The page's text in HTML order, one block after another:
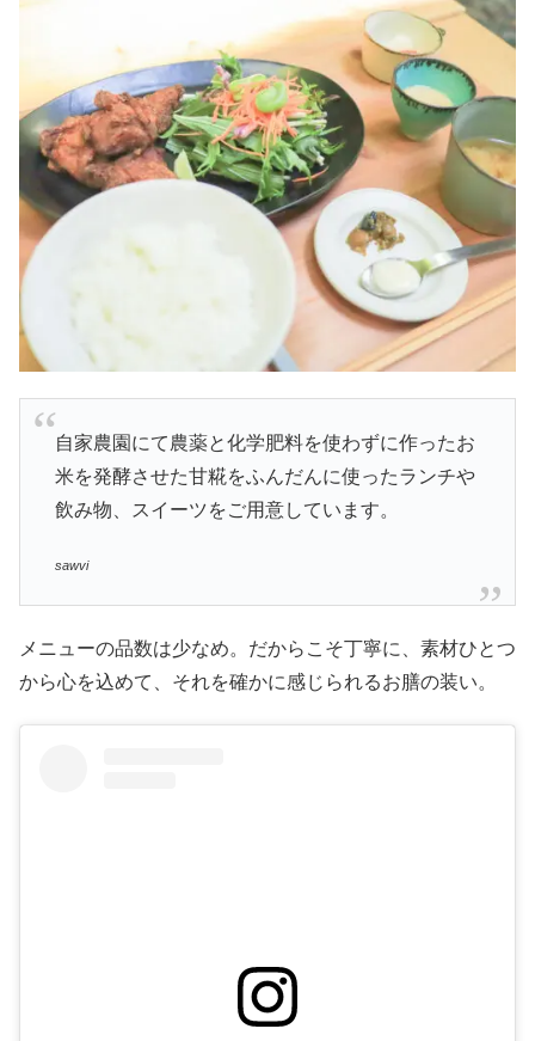
自家農園にて農薬と化学肥料を使わずに作ったお
米を発酵させた甘糀をふんだんに使ったランチや
飲み物、スイーツをご用意しています。
sawvi
メニューの品数は少なめ。だからこそ丁寧に、素材ひとつ
から心を込めて、それを確かに感じられるお膳の装い。